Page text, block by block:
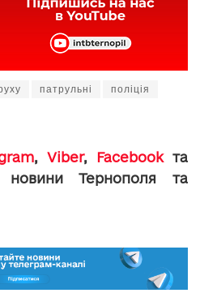
патрульні поліція
, Viber, Facebookта
новини Тернополя та